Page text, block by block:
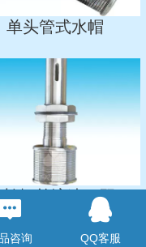
单头管式水帽
咨询 QQ客服